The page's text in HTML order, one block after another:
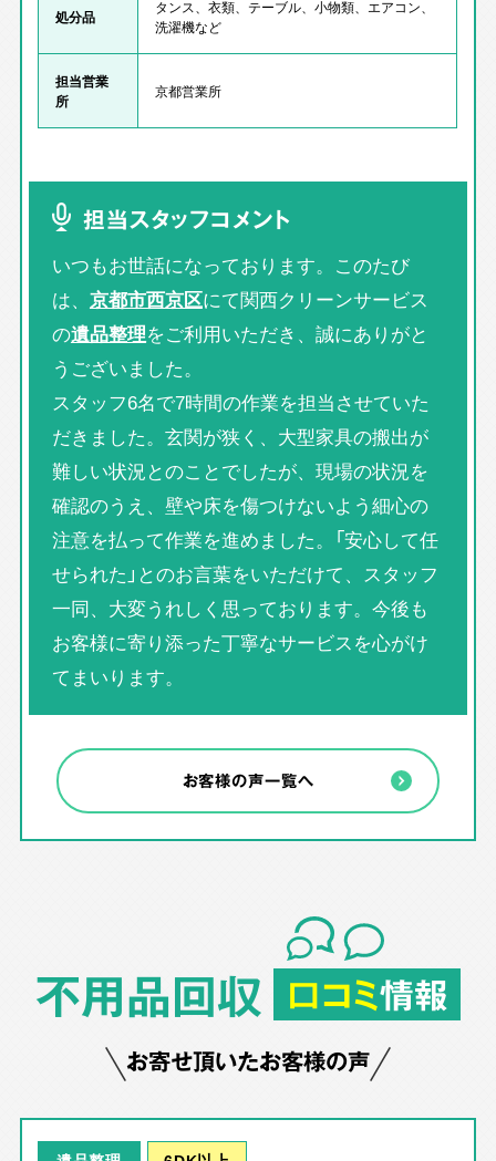
処分品
タンス、衣類、テーブル、小物類、エアコン、
洗濯機など
担当営業
所
京都営業所
担当スタッフコメント
いつもお世話になっております。このたび
は、 京都市西京区にて関西クリーンサービス
の遺品整理をご利用いただき、誠にありがと
うございました。
スタッフ6名で7時間の作業を担当させていた
だきました。玄関が狭く、大型家具の搬出が
難しい状況とのことでしたが、現場の状況を
確認のうえ、壁や床を傷つけないよう細心の
注意を払って作業を進めました。「安心して任
せられた」とのお言葉をいただけて、スタッフ
一同、大変うれしく思っております。今後も
お客様に寄り添った丁寧なサービスを心がけ
てまいります。
お客様の声一覧へ
不用品回収 口コミ情報
お寄せ頂いたお客様の声